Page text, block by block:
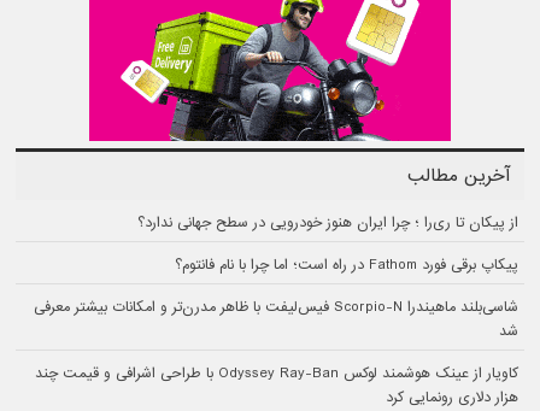
آخرین مطالب
از پیکان تا ری‌را ؛ چرا ایران هنوز خودرویی در سطح جهانی ندارد؟
پیکاپ برقی فورد Fathom در راه است؛ اما چرا با نام فانتوم؟
شاسی‌بلند ماهیندرا Scorpio-N فیس‌لیفت با ظاهر مدرن‌تر و امکانات بیشتر معرفی
شد
کاویار از عینک هوشمند لوکس Odyssey Ray-Ban با طراحی اشرافی و قیمت چند
هزار دلاری رونمایی کرد